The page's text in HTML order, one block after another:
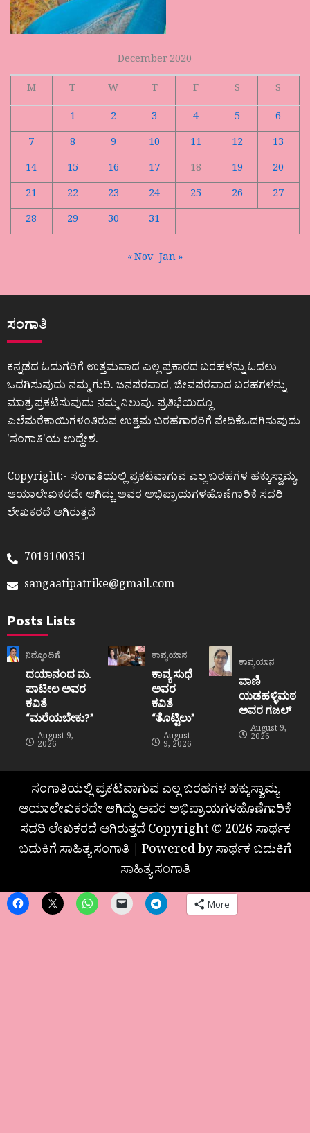
December 2020
M
T W T F S
S
1
2 3 4 5
6
7
8 9 10 11 12
13
14
15 16 17 18 19
20
21
22 23 24 25 26
27
28
29 30 31
« Nov Jan »
ಸಂಗಾತಿ
ಕನ್ನಡದ ಓದುಗರಿಗೆ ಉತ್ತಮವಾದ ಎಲ್ಲ ಪ್ರಕಾರದ ಬರಹಳನ್ನು ಓದಲು
ಒದಗಿಸುವುದು ನಮ್ಮ ಗುರಿ. ಜನಪರವಾದ, ಜೀವಪರವಾದ ಬರಹಗಳನ್ನು
ಮಾತ್ರ ಪ್ರಕಟಿಸುವುದು ನಮ್ಮ ನಿಲುವು. ಪ್ರತಿಭೆಯಿದ್ದೂ
ಎಲೆಮರೆಕಾಯಿಗಳಂತಿರುವ ಉತ್ತಮ ಬರಹಗಾರರಿಗೆ ವೇದಿಕೆಒದಗಿಸುವುದು
ʼಸಂಗಾತಿʼಯ ಉದ್ದೇಶ.
Copyright:- ಸಂಗಾತಿಯಲ್ಲಿ ಪ್ರಕಟವಾಗುವ ಎಲ್ಲ ಬರಹಗಳ ಹಕ್ಕುಸ್ವಾಮ್ಯ
ಆಯಾಲೇಖಕರದೇ ಆಗಿದ್ದು ಅವರ ಅಭಿಪ್ರಾಯಗಳಹೊಣೆಗಾರಿಕೆ ಸದರಿ
ಲೇಖಕರದೆ ಆಗಿರುತ್ತದೆ
7019100351
sangaatipatrike@gmail.com
Posts Lists
ನಿಮ್ಮೊಂದಿಗೆ
ದಯಾನಂದ ಮ.
ಪಾಟೀಲ ಅವರ
ಕವಿತೆ
“ಮರೆಯಬೇಕು?”
August 9,
2026
ಕಾವ್ಯಯಾನ
ಕಾವ್ಯ ಸುಧೆ
ಅವರ
ಕವಿತೆ
“ತೊಟ್ಟಿಲು”
August
9, 2026
ಕಾವ್ಯಯಾನ
ವಾಣಿ
ಯಡಹಳ್ಳಿಮಠ
ಅವರ ಗಜಲ್
August 9,
2026
ಸಂಗಾತಿಯಲ್ಲಿ ಪ್ರಕಟವಾಗುವ ಎಲ್ಲ ಬರಹಗಳ ಹಕ್ಕುಸ್ವಾಮ್ಯ
ಆಯಾಲೇಖಕರದೇ ಆಗಿದ್ದು ಅವರ ಅಭಿಪ್ರಾಯಗಳಹೊಣೆಗಾರಿಕೆ
ಸದರಿ ಲೇಖಕರದೆ ಆಗಿರುತ್ತದೆ Copyright © 2026 ಸಾರ್ಥಕ
ಬದುಕಿಗೆ ಸಾಹಿತ್ಯ ಸಂಗಾತಿ | Powered by ಸಾರ್ಥಕ ಬದುಕಿಗೆ
ಸಾಹಿತ್ಯ ಸಂಗಾತಿ
More